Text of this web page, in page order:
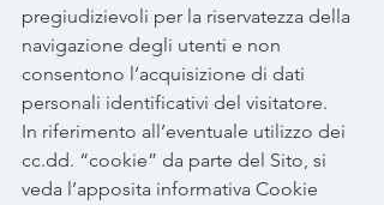
pregiudizievoli per la riservatezza della
navigazione degli utenti e non
consentono l’acquisizione di dati
personali identificativi del visitatore.
In riferimento all’eventuale utilizzo dei
cc.dd. “cookie” da parte del Sito, si
veda l’apposita informativa Cookie